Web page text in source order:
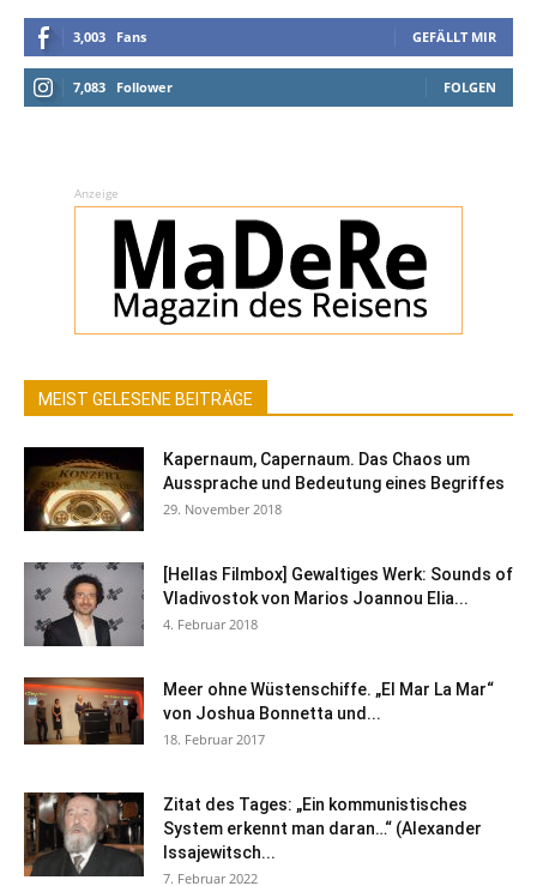
3,003 Fans GEFÄLLT MIR
7,083 Follower FOLGEN
Anzeige
MEIST GELESENE BEITRÄGE
Kapernaum, Capernaum. Das Chaos um
Aussprache und Bedeutung eines Begriffes
29. November 2018
[Hellas Filmbox] Gewaltiges Werk: Sounds of
Vladivostok von Marios Joannou Elia...
4. Februar 2018
Meer ohne Wüstenschiffe. „El Mar La Mar“
von Joshua Bonnetta und...
18. Februar 2017
Zitat des Tages: „Ein kommunistisches
System erkennt man daran…“ (Alexander
Issajewitsch...
7. Februar 2022